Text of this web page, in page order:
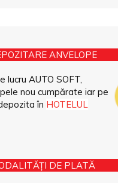
ANVELOPE
lucru AUTO SOFT,
nou cumpărate iar pe
în HOTELUL
DE PLATĂ